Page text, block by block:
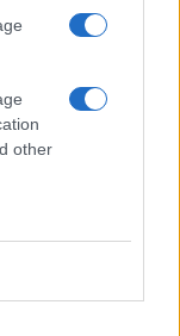
otherτων
και η